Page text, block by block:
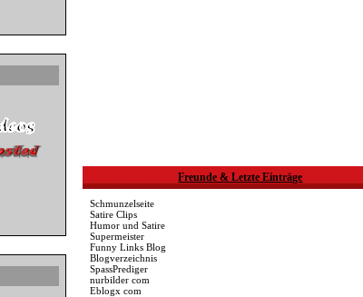
Freunde & Letzte Einträge
Schmunzelseite
Satire Clips
Humor und Satire
Supermeister
Funny Links Blog
Blogverzeichnis
SpassPrediger
nurbilder com
Eblogx com